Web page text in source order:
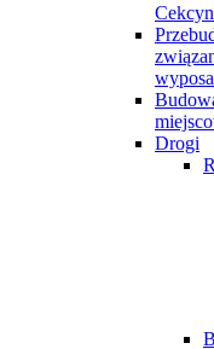
Cekcyn
Drogi